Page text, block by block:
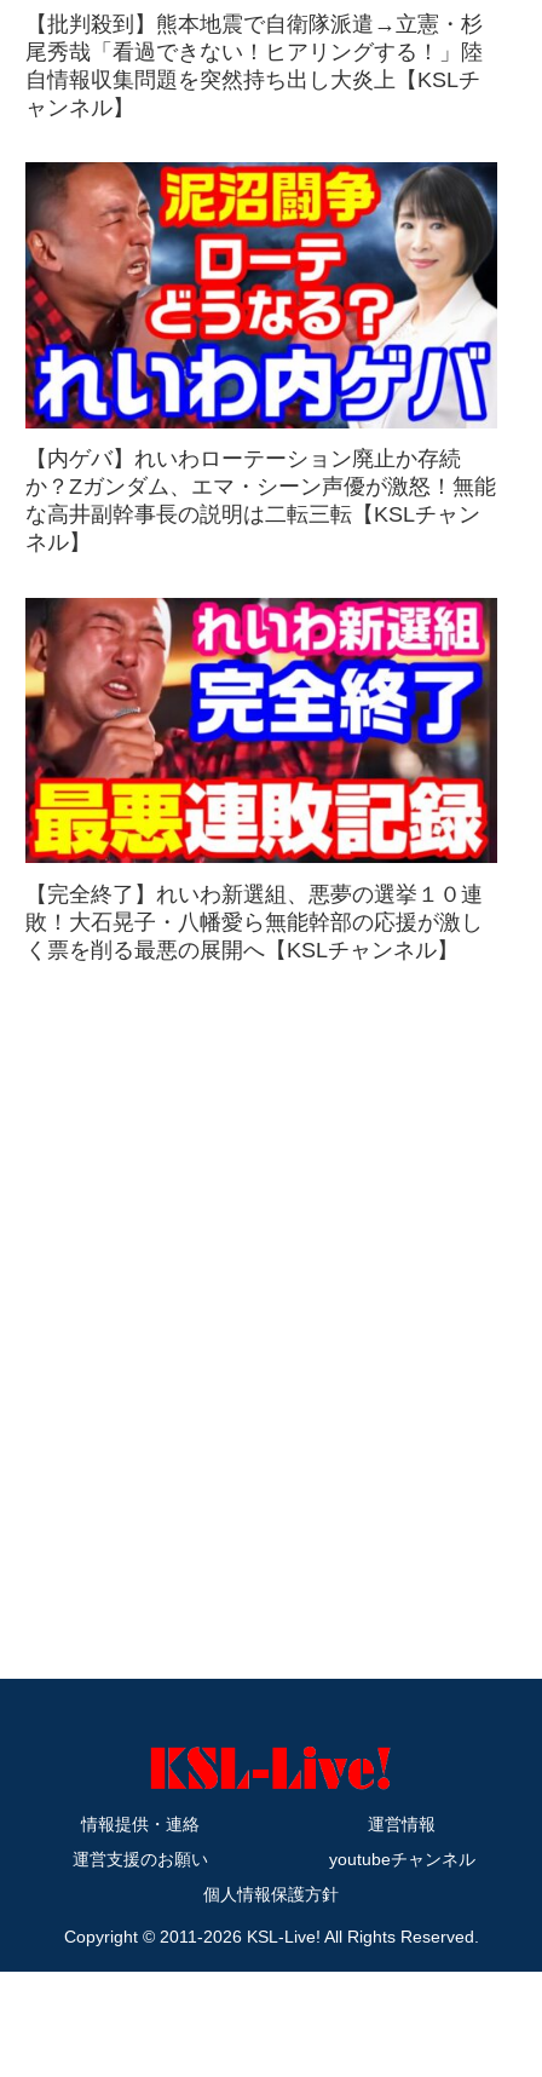
【批判殺到】熊本地震で自衛隊派遣→立憲・杉
尾秀哉「看過できない！ヒアリングする！」陸
自情報収集問題を突然持ち出し大炎上【KSLチ
ャンネル】
【内ゲバ】れいわローテーション廃止か存続
か？Zガンダム、エマ・シーン声優が激怒！無能
な高井副幹事長の説明は二転三転【KSLチャン
ネル】
【完全終了】れいわ新選組、悪夢の選挙１０連
敗！大石晃子・八幡愛ら無能幹部の応援が激し
く票を削る最悪の展開へ【KSLチャンネル】
情報提供・連絡
運営情報
運営支援のお願い
youtubeチャンネル
個人情報保護方針
Copyright © 2011-2026 KSL-Live! All Rights Reserved.